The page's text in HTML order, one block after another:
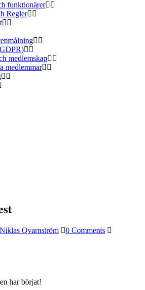
funktionärer
Regler
medlemskap
medlemmar
Niklas Qvarnström
0 Comments
har börjat!